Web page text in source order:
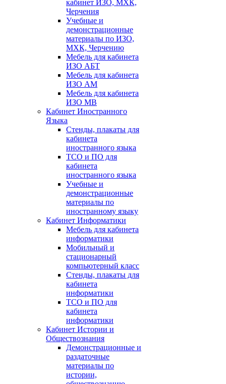
кабинет ИЗО, МХК,
Черчения
Учебные и
демонстрационные
материалы по ИЗО,
МХК, Черчению
Мебель для кабинета
ИЗО АБТ
Мебель для кабинета
ИЗО АМ
Мебель для кабинета
ИЗО МВ
Кабинет Иностранного
Языка
Стенды, плакаты для
кабинета
иностранного языка
ТСО и ПО для
кабинета
иностранного языка
Учебные и
демонстрационные
материалы по
иностранному языку
Кабинет Информатики
Мебель для кабинета
информатики
Мобильный и
стационарный
компьютерный класс
Стенды, плакаты для
кабинета
информатики
ТСО и ПО для
кабинета
информатики
Кабинет Истории и
Обществознания
Демонстрационные и
раздаточные
материалы по
истории,